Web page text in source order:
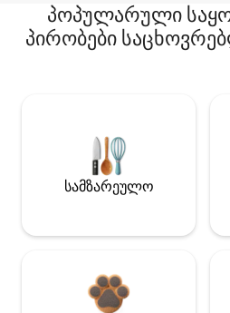
პოპულარული
პირობები
სამზარეულო